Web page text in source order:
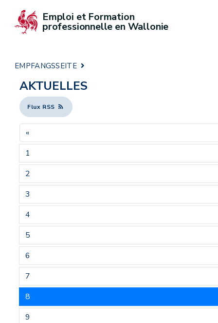
Emploi et Formation
professionnelle en Wallonie
EMPFANGSSEITE
AKTUELLES
Flux RSS
«
1
2
3
4
5
6
7
8
9